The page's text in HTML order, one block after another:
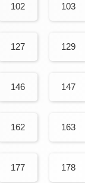
102 103
127 129
146 147
162 163
177 178